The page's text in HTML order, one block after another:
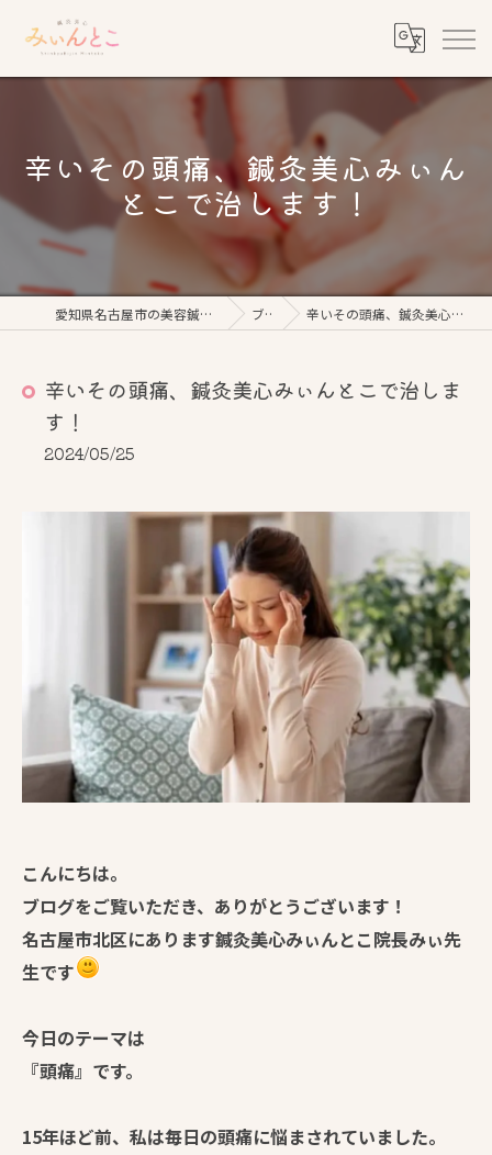
辛いその頭痛、鍼灸美心みぃん
とこで治します！
愛知県名古屋市の美容鍼なら鍼灸美心みぃんとこ ブログ 辛いその頭痛、鍼灸美心みぃんとこで治します！
辛いその頭痛、鍼灸美心みぃんとこで治しま
す！
2024/05/25
こんにちは。
ブログをご覧いただき、ありがとうございます！
名古屋市北区にあります鍼灸美心みぃんとこ院長みぃ先
生です
今日のテーマは
『頭痛』です。
15年ほど前、私は毎日の頭痛に悩まされていました。